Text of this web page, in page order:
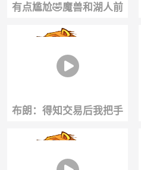
有点尴尬🤣魔兽和湖人前
队友厄尔·克拉克单挑！吃
了个大帽！
布朗：得知交易后我把手
机扔了！勒布朗在群聊里
很活跃🤣